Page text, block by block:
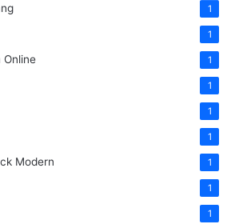
1
1
Online 1
1
1
1
Modern 1
1
1